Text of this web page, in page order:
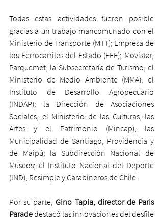
Todas estas actividades fueron posible
gracias a un trabajo mancomunado con el
Ministerio de Transporte (MTT); Empresa de
los Ferrocarriles del Estado (EFE); Movistar,
Parquemet; la Subsecretaría de Turismo; el
Ministerio de Medio Ambiente (MMA); el
Instituto de Desarrollo Agropecuario
(INDAP); la Dirección de Asociaciones
Sociales; el Ministerio de las Culturas, las
Artes y el Patrimonio (Mincap); las
Municipalidad de Santiago, Providencia y
de Maipú; la Subdirección Nacional de
Museos; el Instituto Nacional del Deporte
(IND); Resimple y Carabineros de Chile.
Por su parte, Gino Tapia, director de Paris
Parade destacó las innovaciones del desfile